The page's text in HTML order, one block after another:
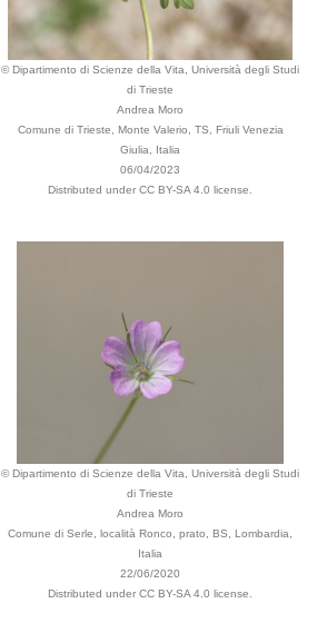
© Dipartimento di Scienze della Vita, Università degli Studi
di Trieste
Andrea Moro
Comune di Trieste, Monte Valerio, TS, Friuli Venezia
Giulia, Italia
06/04/2023
Distributed under CC BY-SA 4.0 license.
© Dipartimento di Scienze della Vita, Università degli Studi
di Trieste
Andrea Moro
Comune di Serle, località Ronco, prato, BS, Lombardia,
Italia
22/06/2020
Distributed under CC BY-SA 4.0 license.